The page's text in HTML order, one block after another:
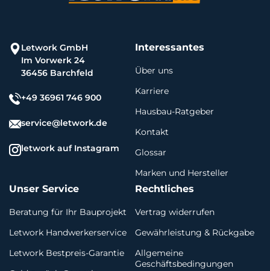
Letwork GmbH
Im Vorwerk 24
36456 Barchfeld
+49 36961 746 900
service@letwork.de
letwork auf Instagram
Interessantes
Über uns
Karriere
Hausbau-Ratgeber
Kontakt
Glossar
Marken und Hersteller
Unser Service
Beratung für Ihr Bauprojekt
Letwork Handwerkerservice
Letwork Bestpreis-Garantie
Rechtliches
Vertrag widerrufen
Gewährleistung & Rückgabe
Allgemeine
Geschäftsbedingungen